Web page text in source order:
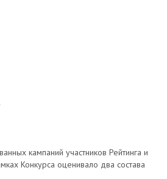
кампаний участников Рейтинга и
Конкурса оценивало два состава